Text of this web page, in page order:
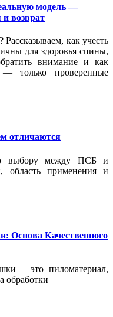
модель —
возврат
как учесть
для здоровья спины,
внимание и как
только проверенные
отличаются
выбору между ПСБ и
область применения и
Основа Качественного
– это пиломатериал,
обработки